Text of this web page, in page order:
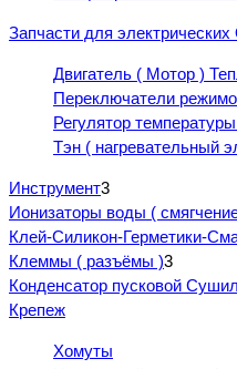
Запчасти для
Двигатель ( Мотор )
Переключатели
Регулятор
Тэн ( нагревательный
Инструмент3
Ионизаторы воды (
Клей-Силикон-Герметики-
Клеммы ( разъёмы )3
Конденсатор пусковой
Крепеж
Хомуты